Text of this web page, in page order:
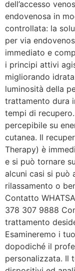
dell’accesso
endovenosa in
controllata: la
per via
immediato e
i principi attivi
migliorando
luminosità della
trattamento dura
tempi di
percepibile su
cutanea. Il
Therapy) è
e si può tornare
alcuni casi si può
rilassamento o
Contatto
378 307 9888
trattamento
Esamineremo i
dopodiché il
personalizzata. Il